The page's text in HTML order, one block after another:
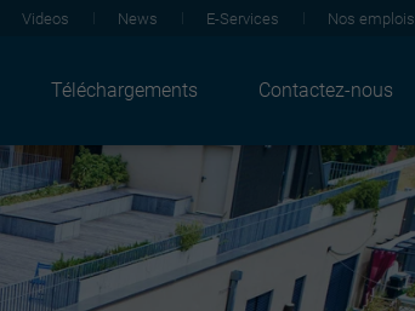
Téléchargements Contactez-nous
Videos News E-Services Nos emplois